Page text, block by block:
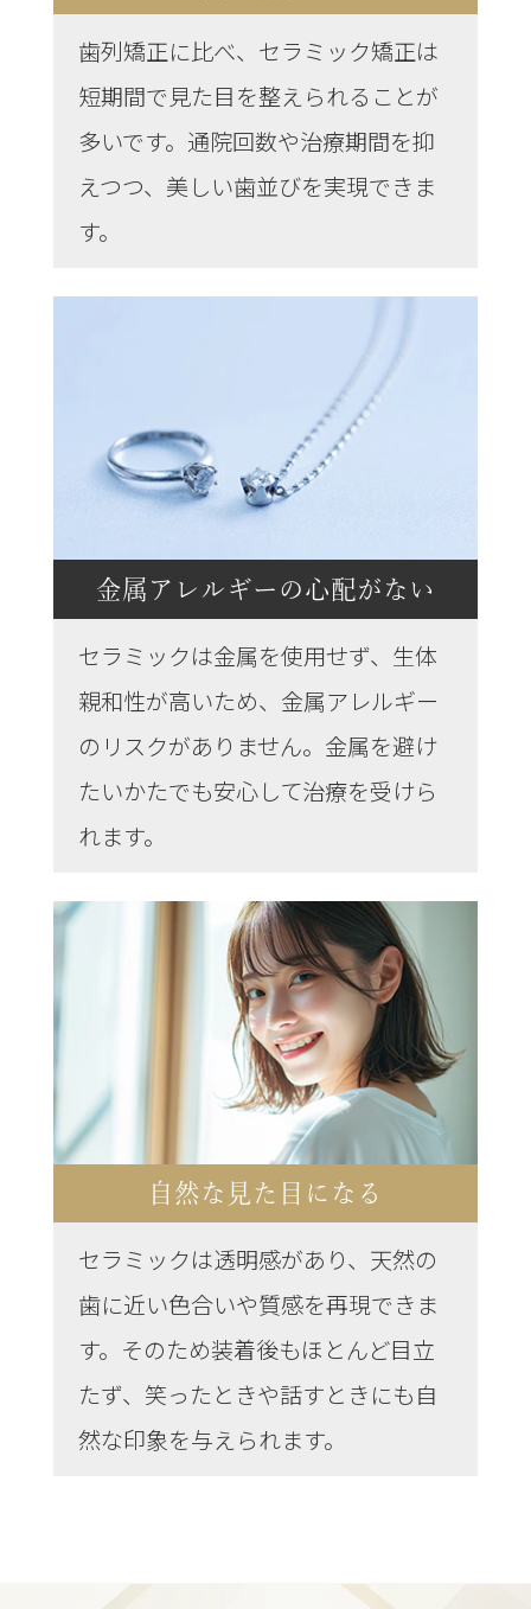
歯列矯正に比べ、セラミック矯正は
短期間で見た目を整えられることが
多いです。通院回数や治療期間を抑
えつつ、美しい歯並びを実現できま
す。
金属アレルギーの心配がない
セラミックは金属を使用せず、生体
親和性が高いため、金属アレルギー
のリスクがありません。金属を避け
たいかたでも安心して治療を受けら
れます。
自然な見た目になる
セラミックは透明感があり、天然の
歯に近い色合いや質感を再現できま
す。そのため装着後もほとんど目立
たず、笑ったときや話すときにも自
然な印象を与えられます。